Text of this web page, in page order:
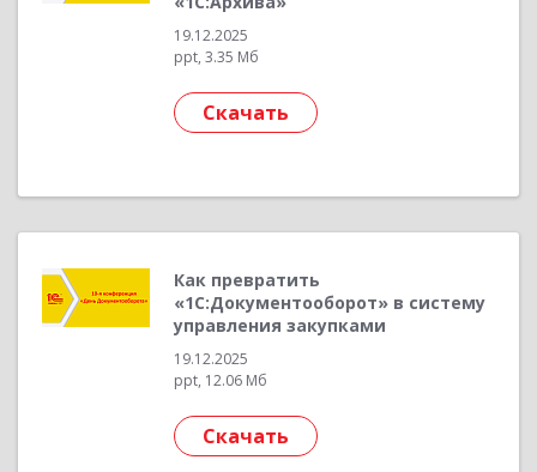
19.12.2025
ppt, 3.35 Мб
Скачать
Как превратить
«1С:Документооборот» в систему
управления закупками
19.12.2025
ppt, 12.06 Мб
Скачать